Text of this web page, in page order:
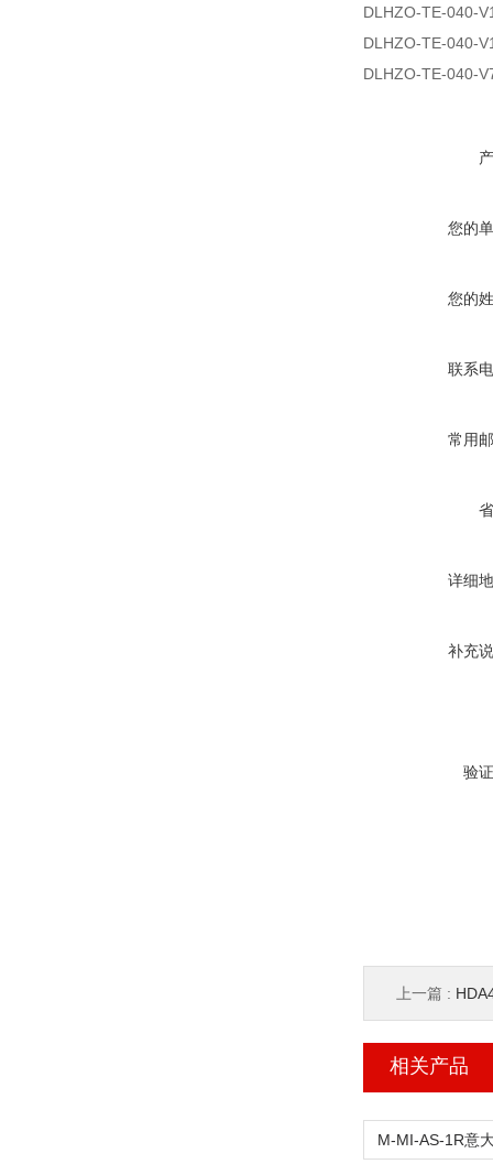
DLHZO-TE-040-
DLHZO-TE-040-
DLHZO-TE-040-
您的
您的
联系
常用
详细
补充
验
上一篇 :
相关产品